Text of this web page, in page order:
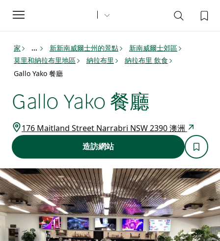
Toggle
navigation
家 ... 新新南威爾士州的景點
新南威爾士郊區
莫里和納拉布里地區
納拉布里
納拉布里 飲食
Gallo Yako 餐廳
Gallo Yako 餐廳
176 Maitland Street Narrabri NSW 2390 澳洲
造訪網站